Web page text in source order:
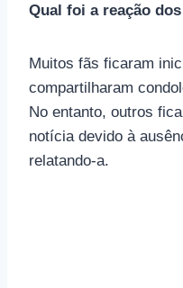
Qual foi a reação
Muitos fãs ficaram
compartilharam
No entanto, outros
notícia devido à
relatando-a.